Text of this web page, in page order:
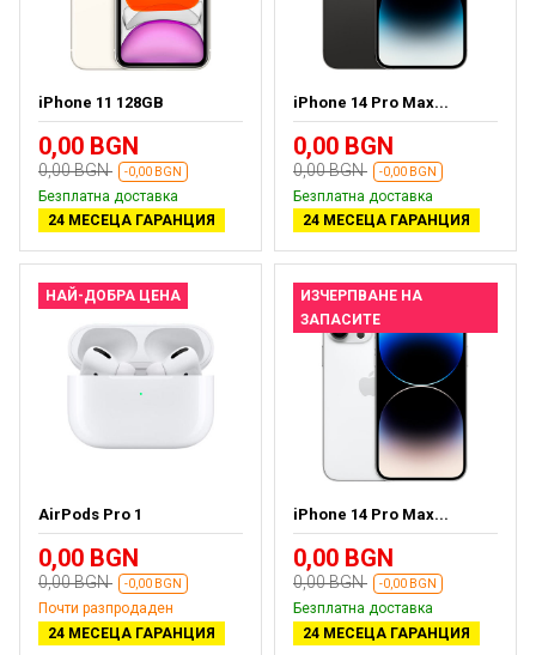
iPhone 11 128GB
0,00 BGN
0,00 BGN -0,00 BGN
Безплатна доставка
24 МЕСЕЦА ГАРАНЦИЯ
iPhone 14 Pro Max...
0,00 BGN
0,00 BGN -0,00 BGN
Безплатна доставка
24 МЕСЕЦА ГАРАНЦИЯ
НАЙ-ДОБРА ЦЕНА
AirPods Pro 1
0,00 BGN
0,00 BGN -0,00 BGN
Почти разпродаден
24 МЕСЕЦА ГАРАНЦИЯ
ИЗЧЕРПВАНЕ НА
ЗАПАСИТЕ
iPhone 14 Pro Max...
0,00 BGN
0,00 BGN -0,00 BGN
Безплатна доставка
24 МЕСЕЦА ГАРАНЦИЯ